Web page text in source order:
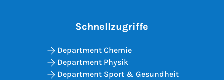
Schnellzugriffe
Department Chemie
Department Physik
Department Sport & Gesundheit